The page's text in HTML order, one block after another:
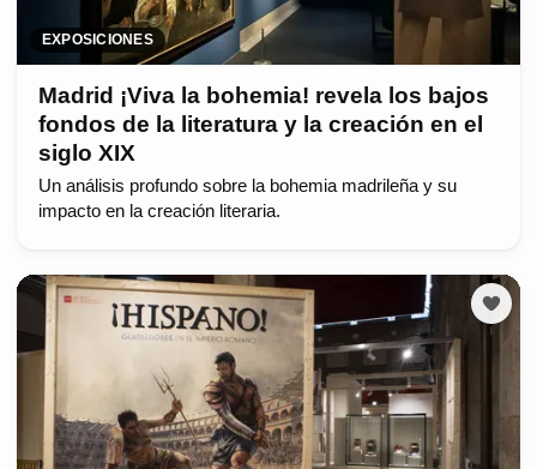
EXPOSICIONES
Madrid ¡Viva la bohemia! revela los bajos
fondos de la literatura y la creación en el
siglo XIX
Un análisis profundo sobre la bohemia madrileña y su
impacto en la creación literaria.